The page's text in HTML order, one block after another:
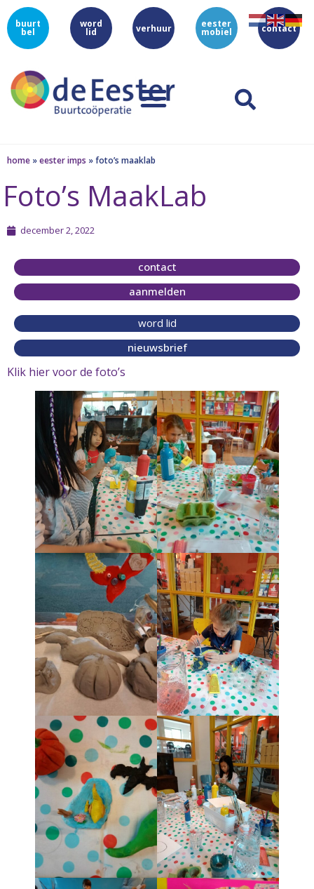
buurt
bel
word
lid verhuur eester
mobiel contact
home »eester imps »foto’s maaklab
Foto’s MaakLab
december 2, 2022
contact
aanmelden
word lid
nieuwsbrief
Klik hier voor de foto’s